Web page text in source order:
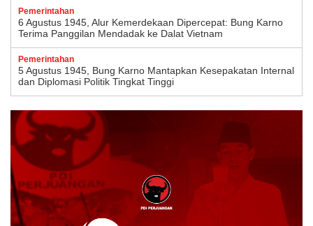
Pemerintahan
6 Agustus 1945, Alur Kemerdekaan Dipercepat: Bung Karno
Terima Panggilan Mendadak ke Dalat Vietnam
Pemerintahan
5 Agustus 1945, Bung Karno Mantapkan Kesepakatan Internal
dan Diplomasi Politik Tingkat Tinggi